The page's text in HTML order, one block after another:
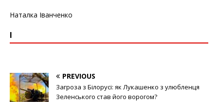
Наталка Іванченко
І
PREVIOUS
Загроза з Білорусі: як Лукашенко з улюбленця
Зеленського став його ворогом?